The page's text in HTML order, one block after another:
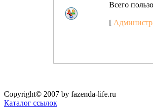
Всего
[
Copyright© 2007 by fazenda-life.ru
Каталог ссылок